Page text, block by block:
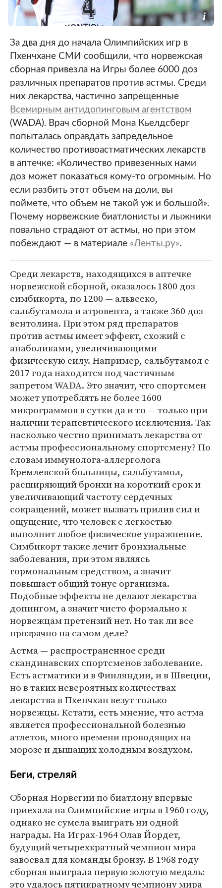
За два дня до начала Олимпийских игр в
Пхенчхане СМИ сообщили, что норвежская
сборная привезла на Игры более 6000 доз
различных препаратов против астмы. Среди
них лекарства, частично запрещенные
Всемирным антидопинговым агентством
(WADA). Врач сборной Мона Кьелдсберг
попыталась оправдать запредельное
количество противоастматических лекарств
в аптечке: «Количество привезенных нами
доз может показаться кому-то огромным. Но
если разбить этот объем на доли, вы
поймете, что объем не такой уж и большой».
Почему норвежские биатлонисты и лыжники
повально страдают от астмы, но при этом
побеждают — в материале «Ленты.ру».
Среди лекарств, находящихся в аптечке
норвежской сборной, оказалось 1800 доз
симбикорта, по 1200 — альвеско,
сальбутамола и атровента, а также 360 доз
вентолина. При этом ряд препаратов
против астмы имеет эффект, схожий с
анаболиками, увеличивающими
физическую силу. Например, сальбутамол с
2017 года находится под частичным
запретом WADA. Это значит, что спортсмен
может употреблять не более 1600
микрограммов в сутки да и то — только при
наличии терапевтического исключения. Так
насколько честно принимать лекарства от
астмы профессиональному спортсмену? По
словам иммунолога-аллерголога
Кремлевской больницы, сальбутамол,
расширяющий бронхи на короткий срок и
увеличивающий частоту сердечных
сокращений, может вызвать прилив сил и
ощущение, что человек с легкостью
выполнит любое физическое упражнение.
Симбикорт также лечит бронхиальные
заболевания, при этом являясь
гормональным средством, а значит
повышает общий тонус организма.
Подобные эффекты не делают лекарства
допингом, а значит чисто формально к
норвежцам претензий нет. Но так ли все
прозрачно на самом деле?
Астма — распространенное среди
скандинавских спортсменов заболевание.
Есть астматики и в Финляндии, и в Швеции,
но в таких невероятных количествах
лекарства в Пхенчхан везут только
норвежцы. Кстати, есть мнение, что астма
является профессиональной болезнью
атлетов, много времени проводящих на
морозе и дышащих холодным воздухом.
Беги, стреляй
Сборная Норвегии по биатлону впервые
приехала на Олимпийские игры в 1960 году,
однако не сумела выиграть ни одной
награды. На Играх-1964 Олав Йордет,
будущий четырехкратный чемпион мира
завоевал для команды бронзу. В 1968 году
сборная выиграла первую золотую медаль:
это удалось пятикратному чемпиону мира